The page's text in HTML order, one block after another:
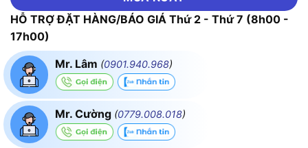
HỖ TRỢ ĐẶT HÀNG/BÁO GIÁ Thứ 2 - Thứ 7 (8h00 -
17h00)
Mr. Lâm (0901.940.968)
Mr. Cường (0779.008.018)